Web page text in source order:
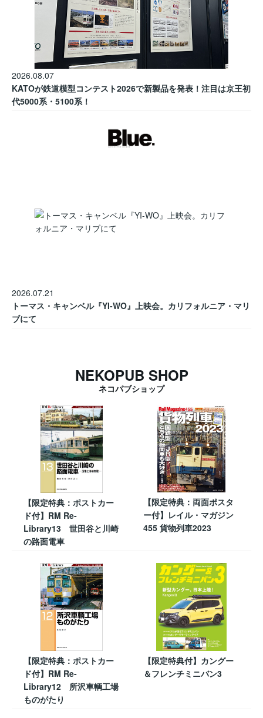
2026.08.07
KATOが鉄道模型コンテスト2026で新製品を発表！注目は京王初
代5000系・5100系！
2026.07.21
トーマス・キャンベル『YI-WO』上映会。カリフォルニア・マリ
ブにて
NEKOPUB SHOP
ネコパブショップ
【限定特典：ポストカー
ド付】RM Re-
Library13 世田谷と川崎
の路面電車
【限定特典：両面ポスタ
ー付】レイル・マガジン
455 貨物列車2023
【限定特典：ポストカー
ド付】RM Re-
Library12 所沢車輌工場
ものがたり
【限定特典付】カングー
＆フレンチミニバン3